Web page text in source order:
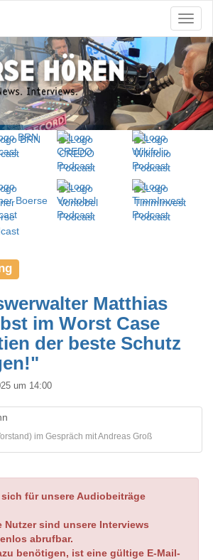
Matthias
im Worst Case
der beste Schutz
um 14:00
im Gespräch mit Andreas Groß
für unsere Audiobeiträge
Nutzer sind unsere Interviews
abrufbar.
benötigen, ist eine gültige E-Mail-